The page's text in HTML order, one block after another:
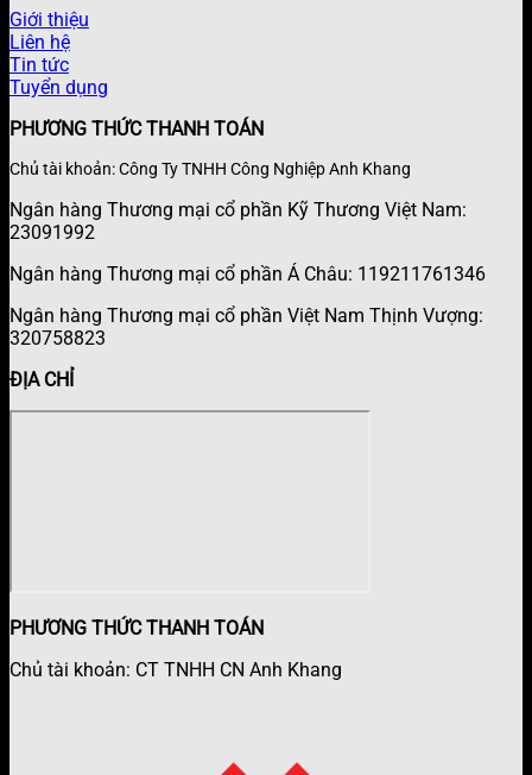
Giới thiệu
Liên hệ
Tin tức
Tuyển dụng
PHƯƠNG THỨC THANH TOÁN
Chủ tài khoản: Công Ty TNHH Công Nghiệp Anh Khang
Ngân hàng Thương mại cổ phần Kỹ Thương Việt Nam:
23091992
Ngân hàng Thương mại cổ phần Á Châu: 119211761346
Ngân hàng Thương mại cổ phần Việt Nam Thịnh Vượng:
320758823
ĐỊA CHỈ
PHƯƠNG THỨC THANH TOÁN
Chủ tài khoản: CT TNHH CN Anh Khang